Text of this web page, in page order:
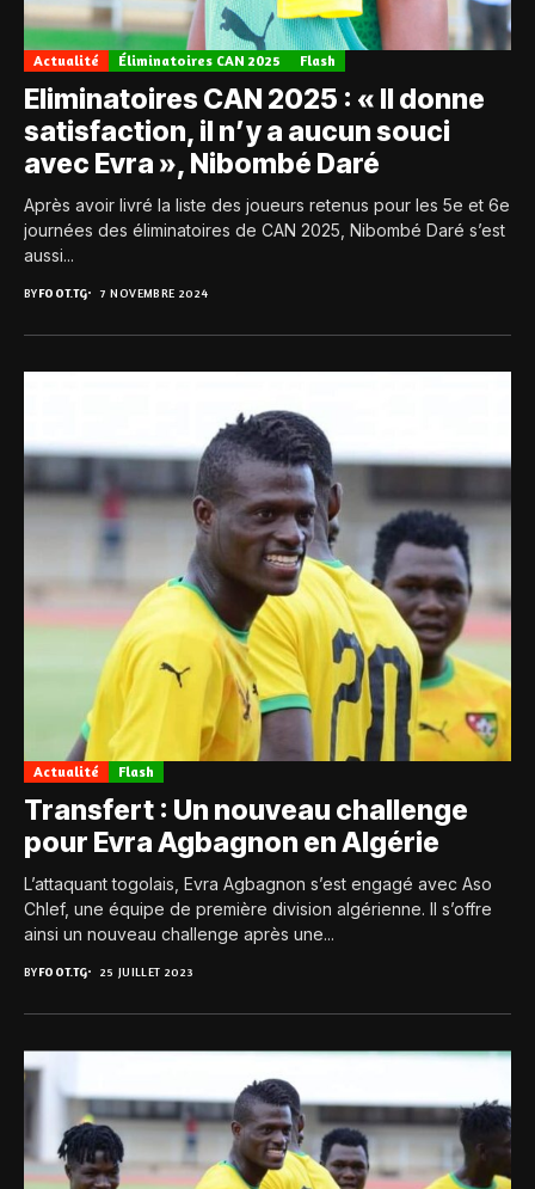
Actualité Éliminatoires CAN 2025 Flash
Eliminatoires CAN 2025 : « Il donne
satisfaction, il n’y a aucun souci
avec Evra », Nibombé Daré
Après avoir livré la liste des joueurs retenus pour les 5e et 6e
journées des éliminatoires de CAN 2025, Nibombé Daré s’est
aussi...
BYFOOT.TG 7 NOVEMBRE 2024
Actualité Flash
Transfert : Un nouveau challenge
pour Evra Agbagnon en Algérie
L’attaquant togolais, Evra Agbagnon s’est engagé avec Aso
Chlef, une équipe de première division algérienne. Il s’offre
ainsi un nouveau challenge après une...
BYFOOT.TG 25 JUILLET 2023